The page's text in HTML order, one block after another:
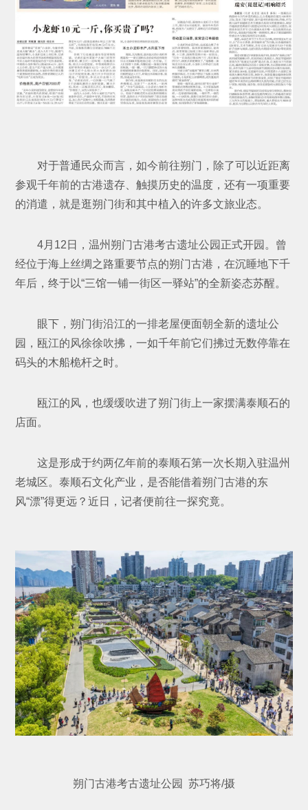
对于普通民众而言，如今前往朔门，除了可以近距离
参观千年前的古港遗存、触摸历史的温度，还有一项重要
的消遣，就是逛朔门街和其中植入的许多文旅业态。
4月12日，温州朔门古港考古遗址公园正式开园。曾
经位于海上丝绸之路重要节点的朔门古港，在沉睡地下千
年后，终于以“三馆一铺一街区一驿站”的全新姿态苏醒。
眼下，朔门街沿江的一排老屋便面朝全新的遗址公
园，瓯江的风徐徐吹拂，一如千年前它们拂过无数停靠在
码头的木船桅杆之时。
瓯江的风，也缓缓吹进了朔门街上一家摆满泰顺石的
店面。
这是形成于约两亿年前的泰顺石第一次长期入驻温州
老城区。泰顺石文化产业，是否能借着朔门古港的东
风“漂”得更远？近日，记者便前往一探究竟。
朔门古港考古遗址公园 苏巧将/摄